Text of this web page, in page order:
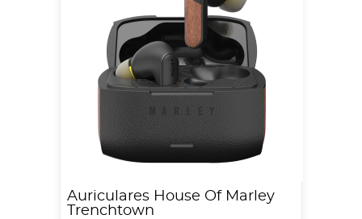
Auriculares House Of Marley
Trenchtown